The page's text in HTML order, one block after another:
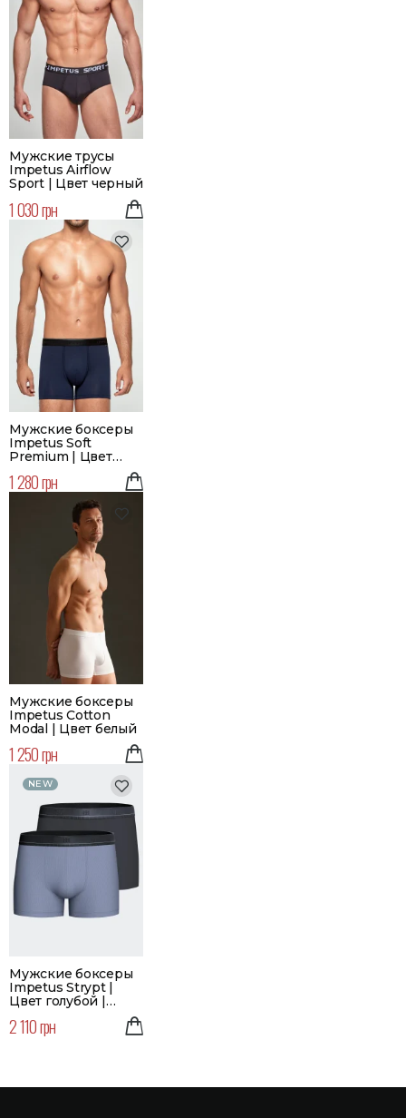
Мужские трусы
Impetus Airflow
Sport | Цвет черный
1 030 грн
Мужские боксеры
Impetus Soft
Premium | Цвет
1 280 грн
Мужские боксеры
Impetus Cotton
Modal | Цвет белый
1 250 грн
NEW
Мужские боксеры
Impetus Strypt |
Цвет голубой |
2 110 грн